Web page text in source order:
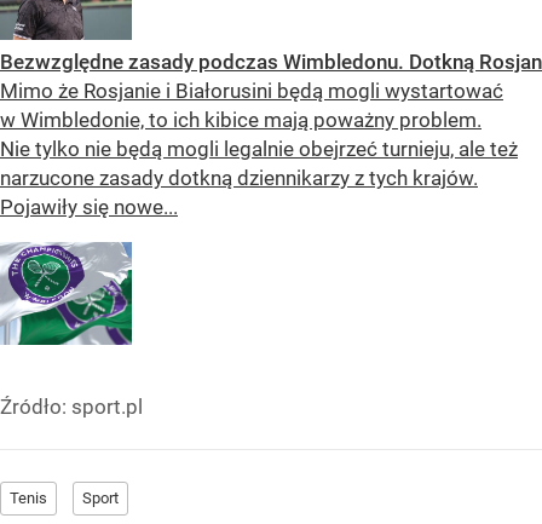
Bezwzględne zasady podczas Wimbledonu. Dotkną Rosjan
Mimo że Rosjanie i Białorusini będą mogli wystartować
w Wimbledonie, to ich kibice mają poważny problem.
Nie tylko nie będą mogli legalnie obejrzeć turnieju, ale też
narzucone zasady dotkną dziennikarzy z tych krajów.
Pojawiły się nowe...
Źródło: sport.pl
Tenis Sport